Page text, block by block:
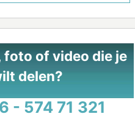
foto of video die je
delen?
- 574 71 321